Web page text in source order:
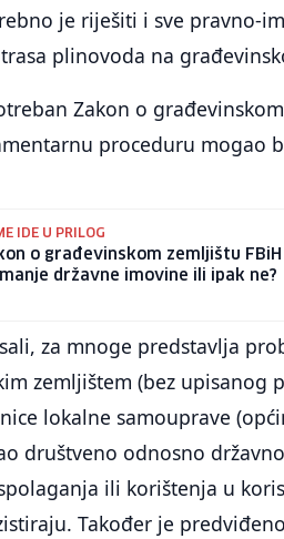
je riješiti i sve pravno-
plinovoda na
Zakon o
proceduru mogao
IDE U PRILOG
o građevinskom zemljištu
državne imovine ili ipak ne?
za mnoge predstavlja
zemljištem (bez upisanog
lokalne samouprave
društveno odnosno
ili korištenja u
Također je